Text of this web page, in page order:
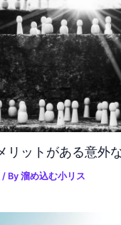
リットがある意外
/ By溜め込む小リス